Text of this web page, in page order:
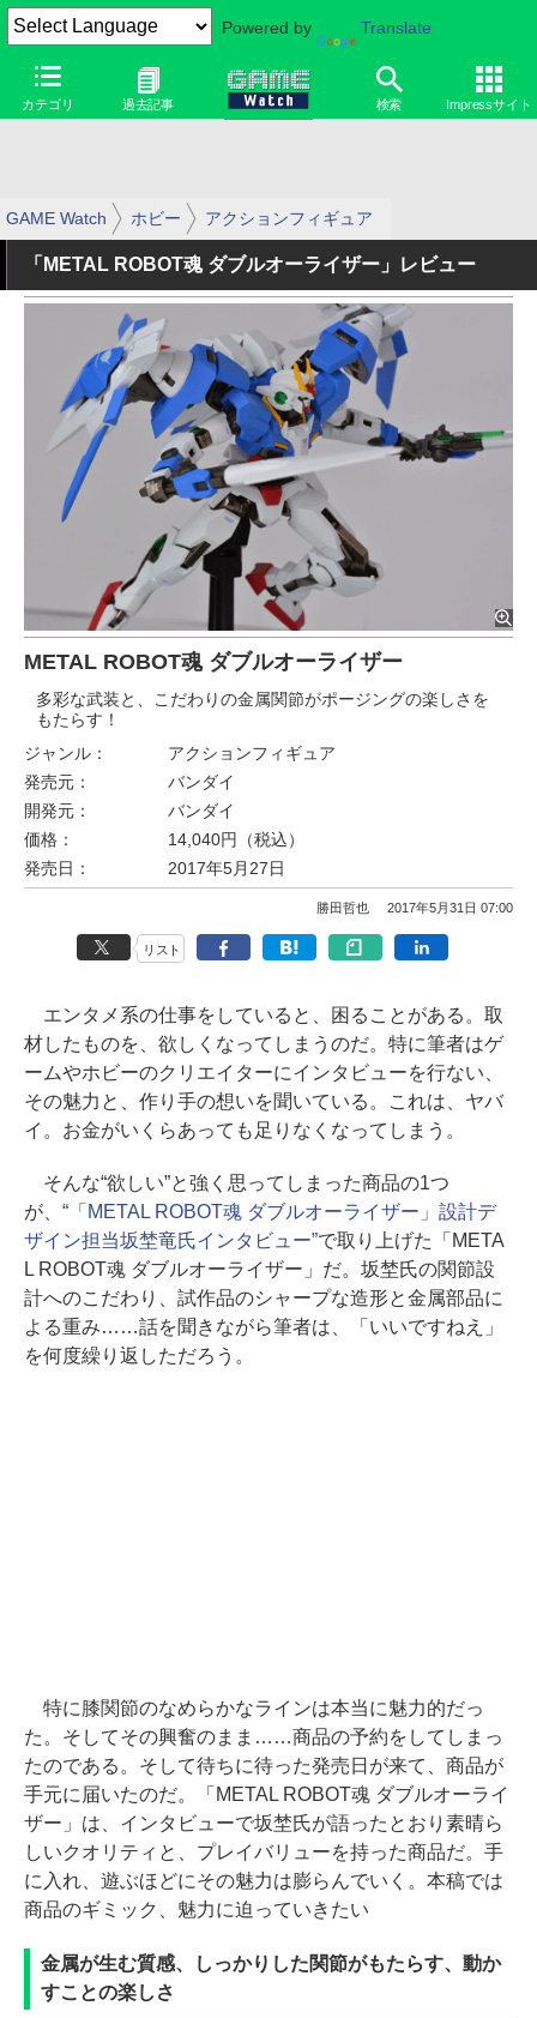
Powered by Translate
カテゴリ 過去記事 検索 Impressサイト
GAME Watch ホビー アクションフィギュア
「METAL ROBOT魂 ダブルオーライザー」レビュー
METAL ROBOT魂 ダブルオーライザー
多彩な武装と、こだわりの金属関節がポージングの楽しさを
もたらす！
ジャンル：
アクションフィギュア
発売元：
バンダイ
開発元：
バンダイ
価格：
14,040円（税込）
発売日：
2017年5月27日
勝田哲也 2017年5月31日 07:00
リスト
エンタメ系の仕事をしていると、困ることがある。取
材したものを、欲しくなってしまうのだ。特に筆者はゲ
ームやホビーのクリエイターにインタビューを行ない、
その魅力と、作り手の想いを聞いている。これは、ヤバ
イ。お金がいくらあっても足りなくなってしまう。
そんな“欲しい”と強く思ってしまった商品の1つ
が、 “「METAL ROBOT魂 ダブルオーライザー」設計デ
ザイン担当坂埜竜氏インタビュー”で取り上げた「META
L ROBOT魂 ダブルオーライザー」だ。坂埜氏の関節設
計へのこだわり、試作品のシャープな造形と金属部品に
よる重み……話を聞きながら筆者は、「いいですねえ」
を何度繰り返しただろう。
特に膝関節のなめらかなラインは本当に魅力的だっ
た。そしてその興奮のまま……商品の予約をしてしまっ
たのである。そして待ちに待った発売日が来て、商品が
手元に届いたのだ。「METAL ROBOT魂 ダブルオーライ
ザー」は、インタビューで坂埜氏が語ったとおり素晴ら
しいクオリティと、プレイバリューを持った商品だ。手
に入れ、遊ぶほどにその魅力は膨らんでいく。本稿では
商品のギミック、魅力に迫っていきたい
金属が生む質感、しっかりした関節がもたらす、動か
すことの楽しさ